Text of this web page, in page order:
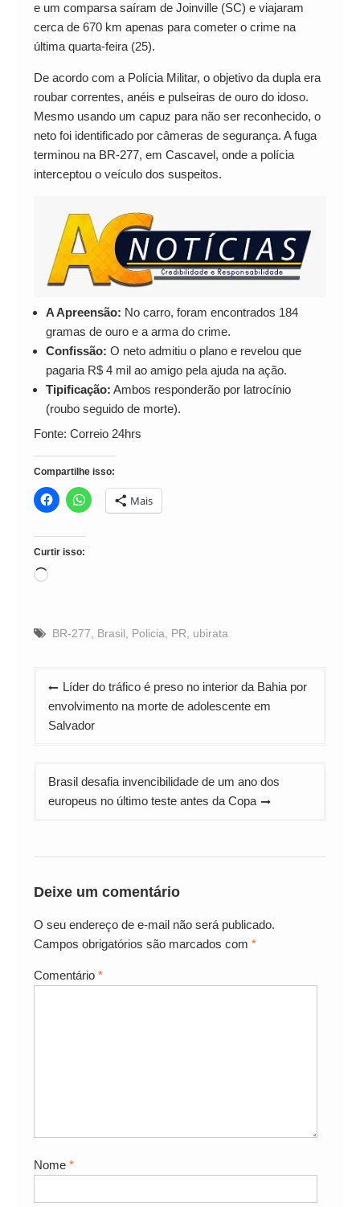
e um comparsa saíram de Joinville (SC) e viajaram
cerca de 670 km apenas para cometer o crime na
última quarta-feira (25).
De acordo com a Polícia Militar, o objetivo da dupla era
roubar correntes, anéis e pulseiras de ouro do idoso.
Mesmo usando um capuz para não ser reconhecido, o
neto foi identificado por câmeras de segurança. A fuga
terminou na BR-277, em Cascavel, onde a polícia
interceptou o veículo dos suspeitos.
A Apreensão: No carro, foram encontrados 184
gramas de ouro e a arma do crime.
Confissão: O neto admitiu o plano e revelou que
pagaria R$ 4 mil ao amigo pela ajuda na ação.
Tipificação: Ambos responderão por latrocínio
(roubo seguido de morte).
Fonte: Correio 24hrs
Compartilhe isso:
Mais
Curtir isso:
Carregando...
BR-277, Brasil, Policia, PR, ubirata
Navegação
de
Post
Líder do tráfico é preso no interior da Bahia por
envolvimento na morte de adolescente em
Salvador
Brasil desafia invencibilidade de um ano dos
europeus no último teste antes da Copa
Deixe um comentário
O seu endereço de e-mail não será publicado.
Campos obrigatórios são marcados com *
Comentário *
Nome *